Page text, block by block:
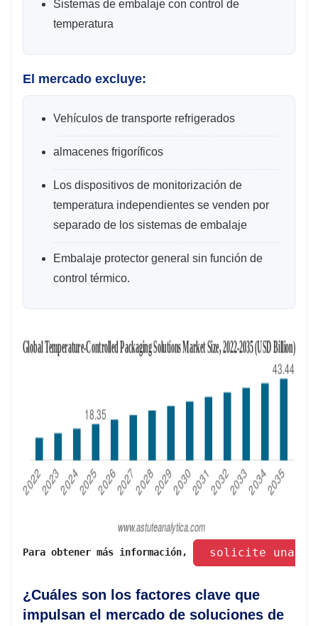
Sistemas de embalaje con control de
temperatura
El mercado excluye:
Vehículos de transporte refrigerados
almacenes frigoríficos
Los dispositivos de monitorización de
temperatura independientes se venden por
separado de los sistemas de embalaje
Embalaje protector general sin función de
control térmico.
Para obtener más información, solicite una
¿Cuáles son los factores clave que
impulsan el mercado de soluciones de